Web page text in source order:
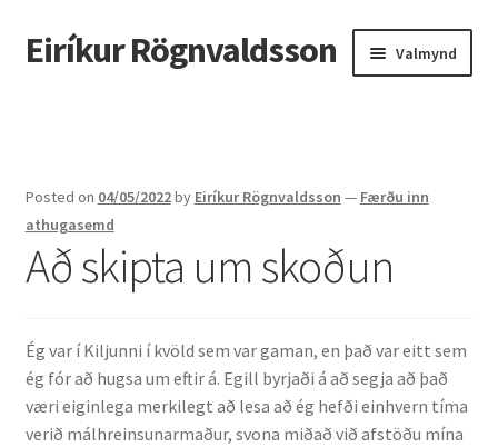
Fara
beint
Hoppa
yfir
Eiríkur Rögnvaldsson Valmynd
Ætt
Líf og starf
Myndir
Kennsla
Posted on 04/05/2022by Eiríkur Rögnvaldsson — Færðu inn
athugasemd
Að skipta um skoðun
Ég var í Kiljunni í kvöld sem var gaman, en það var eitt sem
ég fór að hugsa um eftir á. Egill byrjaði á að segja að það
væri eiginlega merkilegt að lesa að ég hefði einhvern tíma
verið málhreinsunarmaður, svona miðað við afstöðu mína